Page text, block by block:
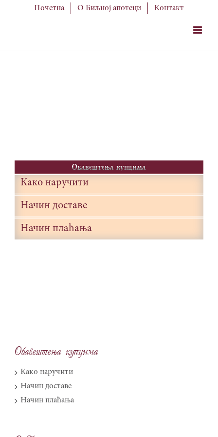
Почетна О Биљној апотеци Контакт
Obave{tewa kupcima
Како наручити
Начин доставе
Начин плаћања
Obave{tewa kupcima
Како наручити
Начин доставе
Начин плаћања